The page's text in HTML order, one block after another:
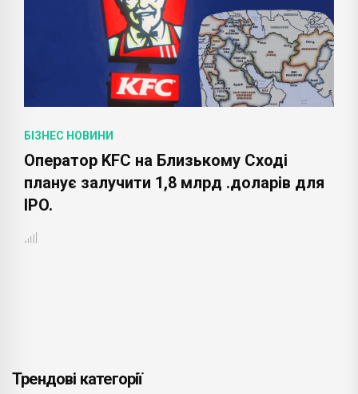
БІЗНЕС НОВИНИ
Оператор KFC на Близькому Сході
планує залучити 1,8 млрд .доларів для
IPO.
Трендові категорії